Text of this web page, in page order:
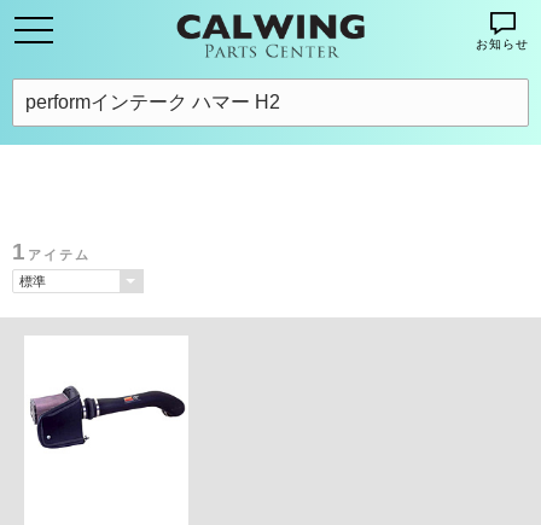
お知らせ
1 アイテム